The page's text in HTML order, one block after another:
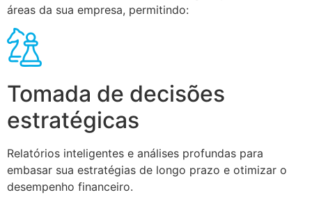
áreas da sua empresa, permitindo:
Tomada de decisões
estratégicas
Relatórios inteligentes e análises profundas para
embasar sua estratégias de longo prazo e otimizar o
desempenho financeiro.